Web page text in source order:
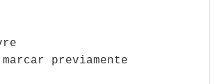
previamente